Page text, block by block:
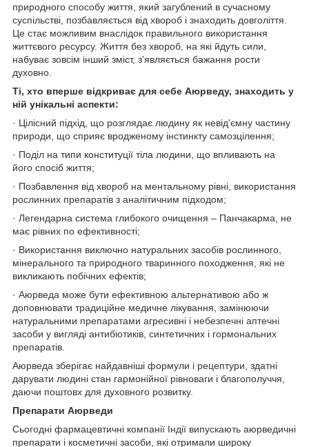
природного способу життя, який загублений в сучасному
суспільстві, позбавляється від хвороб і знаходить довголіття.
Це стає можливим внаслідок правильного використання
життєвого ресурсу. Життя без хвороб, на які йдуть сили,
набуває зовсім інший зміст, з'являється бажання рости
духовно.
Ті, хто вперше відкриває для себе Аюрведу, знаходить у
ній унікальні аспекти:
· Цілісний підхід, що розглядає людину як невід'ємну частину
природи, що сприяє вродженому інстинкту самозцілення;
· Поділ на типи конституції тіла людини, що впливають на
його спосіб життя;
· Позбавлення від хвороб на ментальному рівні, використання
рослинних препаратів з аналітичним підходом;
· Легендарна система глибокого очищення – Панчакарма, не
має рівних по ефективності;
· Використання виключно натуральних засобів рослинного,
мінерального та природного тваринного походження, які не
викликають побічних ефектів;
· Аюрведа може бути ефективною альтернативою або ж
доповнювати традиційне медичне лікування, замінюючи
натуральними препаратами агресивні і небезпечні аптечні
засоби у вигляді антибіотиків, синтетичних і гормональних
препаратів.
Аюрведа зберігає найдавніші формули і рецептури, здатні
дарувати людині стан гармонійної рівноваги і благополуччя,
даючи поштовх для духовного розвитку.
Препарати Аюрведи
Сьогодні фармацевтичні компанії Індії випускають аюрведичні
препарати і косметичні засоби, які отримали широку